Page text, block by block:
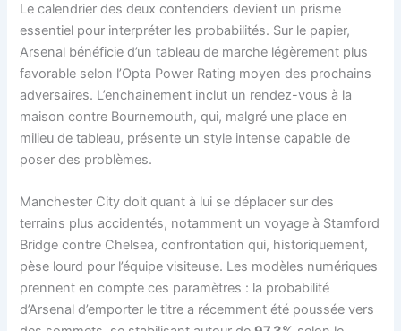
Le calendrier des deux contenders devient un prisme
essentiel pour interpréter les probabilités. Sur le papier,
Arsenal bénéficie d’un tableau de marche légèrement plus
favorable selon l’Opta Power Rating moyen des prochains
adversaires. L’enchainement inclut un rendez-vous à la
maison contre Bournemouth, qui, malgré une place en
milieu de tableau, présente un style intense capable de
poser des problèmes.
Manchester City doit quant à lui se déplacer sur des
terrains plus accidentés, notamment un voyage à Stamford
Bridge contre Chelsea, confrontation qui, historiquement,
pèse lourd pour l’équipe visiteuse. Les modèles numériques
prennent en compte ces paramètres : la probabilité
d’Arsenal d’emporter le titre a récemment été poussée vers